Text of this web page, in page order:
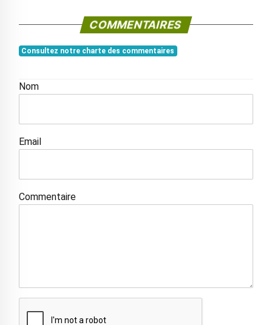
COMMENTAIRES
Consultez notre charte des commentaires
Nom
Email
Commentaire